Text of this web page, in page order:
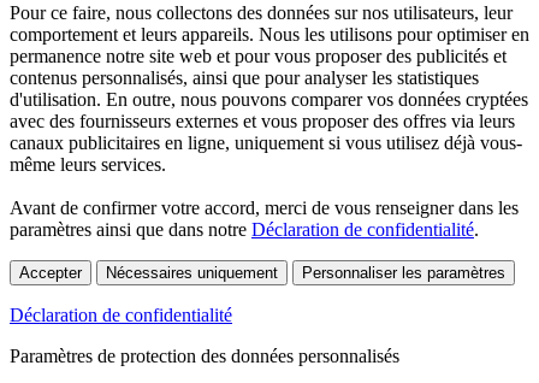
Pour ce faire, nous collectons des données sur nos utilisateurs, leur
comportement et leurs appareils. Nous les utilisons pour optimiser en
permanence notre site web et pour vous proposer des publicités et
contenus personnalisés, ainsi que pour analyser les statistiques
d'utilisation. En outre, nous pouvons comparer vos données cryptées
avec des fournisseurs externes et vous proposer des offres via leurs
canaux publicitaires en ligne, uniquement si vous utilisez déjà vous-
même leurs services.
Avant de confirmer votre accord, merci de vous renseigner dans les
paramètres ainsi que dans notre Déclaration de confidentialité.
Accepter Nécessaires uniquement Personnaliser les paramètres
Déclaration de confidentialité
Paramètres de protection des données personnalisés